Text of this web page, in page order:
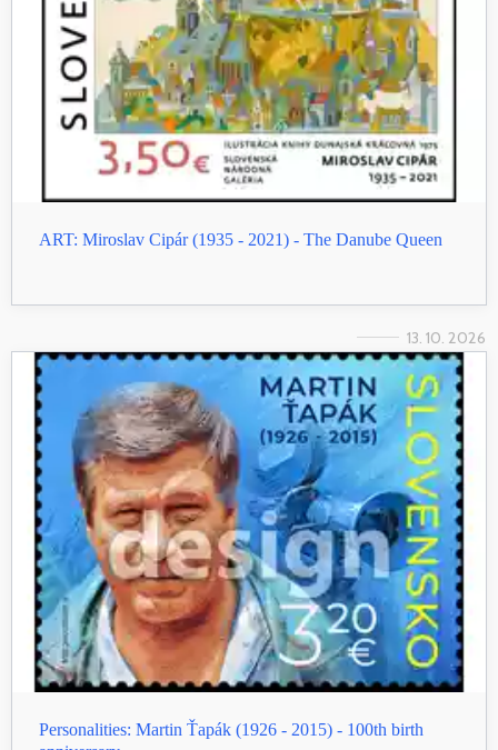
ART: Miroslav Cipár (1935 - 2021) - The Danube Queen
13. 10. 2026
Personalities: Martin Ťapák (1926 - 2015) - 100th birth